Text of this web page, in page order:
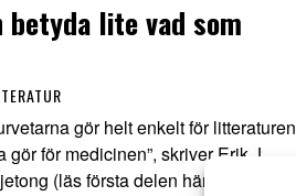
betyda lite vad som
gör helt enkelt för litteraturen
för medicinen”, skriver Erik J.
(läs första delen här) om